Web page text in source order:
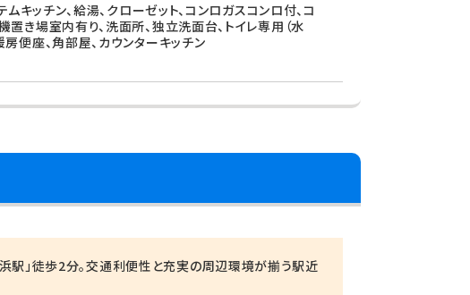
キッチン、給湯、クローゼット、コンロガスコンロ付、コ
置き場室内有り、洗面所、独立洗面台、トイレ専用（水
房便座、角部屋、カウンターキッチン
駅」徒歩2分。交通利便性と充実の周辺環境が揃う駅近